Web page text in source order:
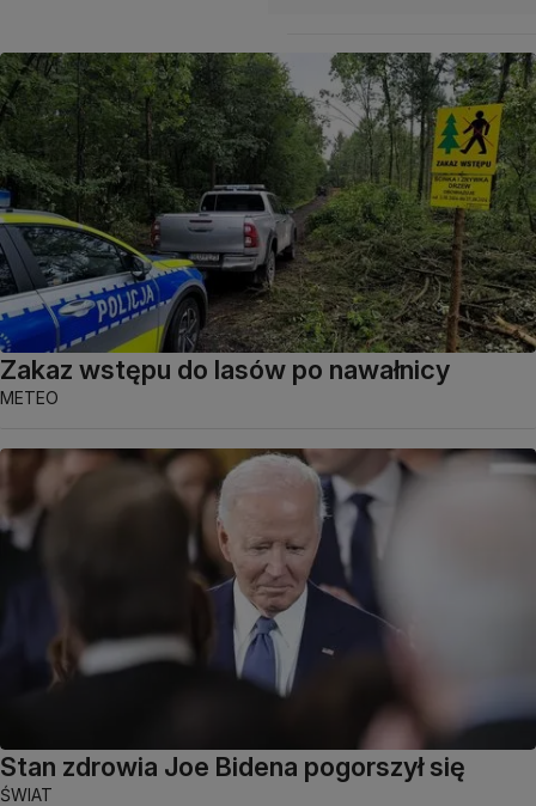
Zakaz wstępu do lasów po nawałnicy
METEO
Stan zdrowia Joe Bidena pogorszył się
ŚWIAT